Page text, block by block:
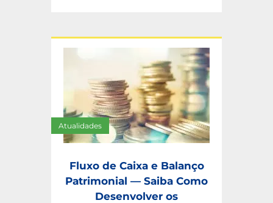
Atualidades
Fluxo de Caixa e Balanço
Patrimonial — Saiba Como
Desenvolver os